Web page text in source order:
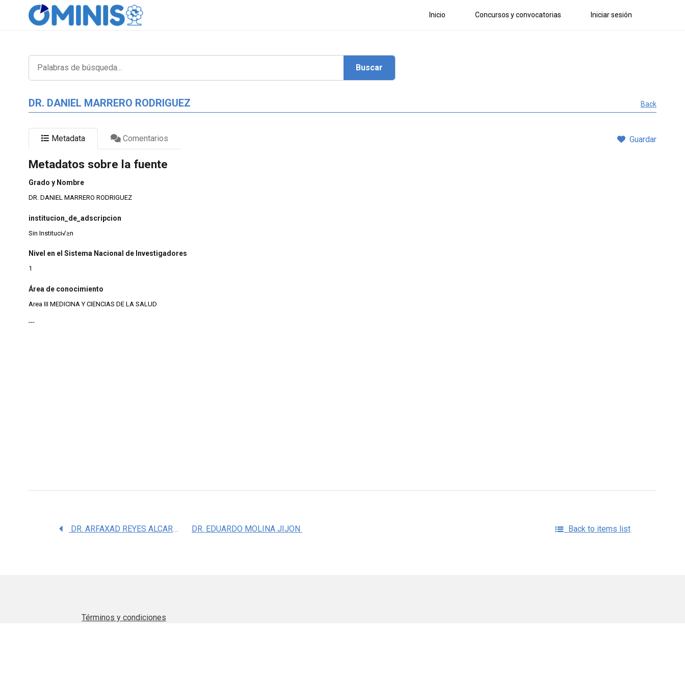
Inicio Concursos y convocatorias Iniciar sesión
DR. DANIEL MARRERO RODRIGUEZ Back
Metadata Comentarios Guardar
Metadatos sobre la fuente
Grado y Nombre
DR. DANIEL MARRERO RODRIGUEZ
institucion_de_adscripcion
Sin Instituci√≥n
Nivel en el Sistema Nacional de Investigadores
1
Área de conocimiento
Area III MEDICINA Y CIENCIAS DE LA SALUD
---
DR. ARFAXAD REYES ALCARAZ DR. EDUARDO MOLINA JIJON Back to items list
Términos y condiciones